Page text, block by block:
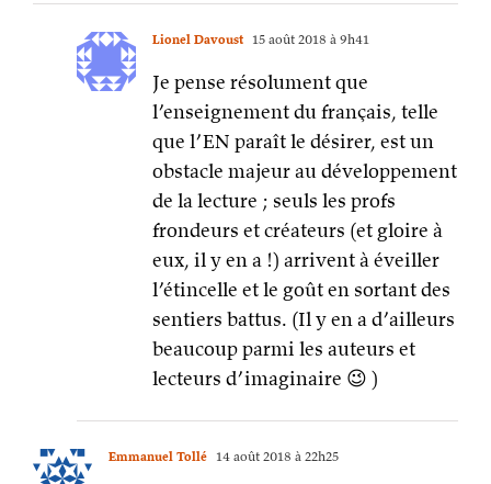
Lionel Davoust 15 août 2018 à 9h41
Je pense résolument que
l’enseignement du français, telle
que l’EN paraît le désirer, est un
obstacle majeur au développement
de la lecture ; seuls les profs
frondeurs et créateurs (et gloire à
eux, il y en a !) arrivent à éveiller
l’étincelle et le goût en sortant des
sentiers battus. (Il y en a d’ailleurs
beaucoup parmi les auteurs et
lecteurs d’imaginaire 😉 )
Emmanuel Tollé 14 août 2018 à 22h25